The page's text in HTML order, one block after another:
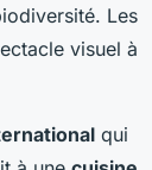
Les
visuel à
qui